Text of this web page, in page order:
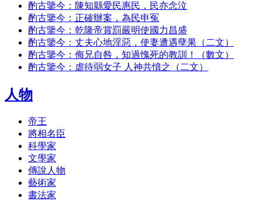
酌古鑒今：陳知縣愛民惠民，民亦念泣
酌古鑒今：正確辦案，為民申冤
酌古鑒今：乾隆帝賞罰嚴明使國力昌盛
酌古鑒今：丈夫心地淫惡，使妻遭遇孽果（二文）
酌古鑒今：侮兄自咎，知過愧死的教訓！（數文）
酌古鑒今：虐待弱女子 人神共憤之（二文）
人物
帝王
將相名臣
科學家
文學家
傳說人物
藝術家
書法家